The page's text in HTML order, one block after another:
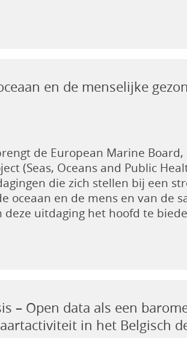
en de menselijke
de European Marine
(Seas, Oceans and Public
die zich stellen bij een
oceaan en de mens en van de
deze uitdaging het hoofd te
– Open data als een
in het Belgisch